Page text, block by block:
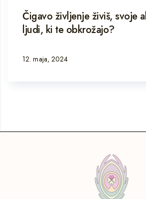
Čigavo življenje živiš, svoje
ljudi, ki te obkrožajo?
12. maja, 2024